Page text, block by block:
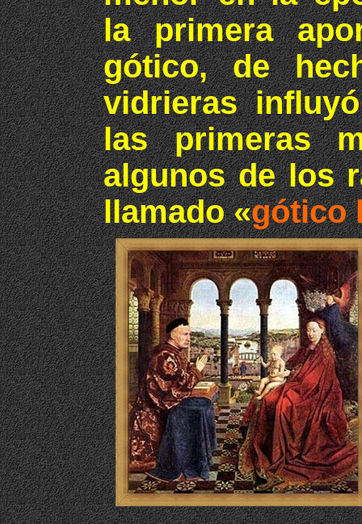
la primera
gótico, de
vidrieras
las primeras
algunos de los
llamado «gótico